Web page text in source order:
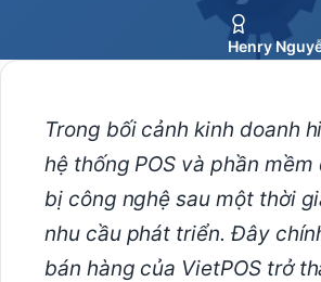
Henry
Trong bối cảnh kinh doanh
hệ thống POS và phần
bị công nghệ sau một thời
nhu cầu phát triển. Đây
bán hàng của VietPOS trở